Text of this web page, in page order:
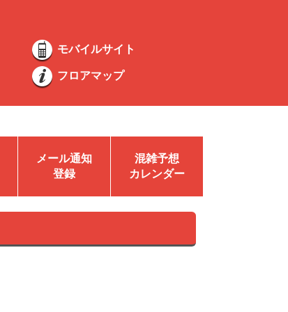
モバイルサイト
フロアマップ
メール通知
登録
混雑予想
カレンダー